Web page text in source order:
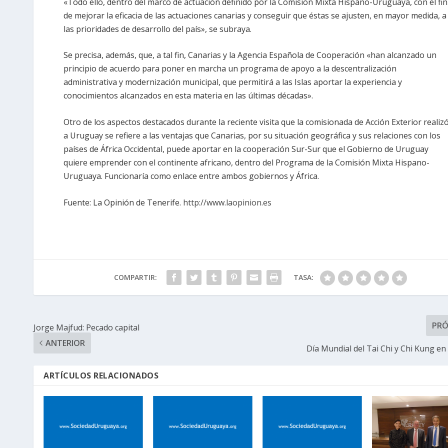
de mejorar la eficacia de las actuaciones canarias y conseguir que éstas se ajusten, en mayor medida, a
las prioridades de desarrollo del país», se subraya.
Se precisa, además, que, a tal fin, Canarias y la Agencia Española de Cooperación «han alcanzado un
principio de acuerdo para poner en marcha un programa de apoyo a la descentralización
administrativa y modernización municipal, que permitirá a las Islas aportar la experiencia y
conocimientos alcanzados en esta materia en las últimas décadas».
Otro de los aspectos destacados durante la reciente visita que la comisionada de Acción Exterior
a Uruguay se refiere a las ventajas que Canarias, por su situación geográfica y sus relaciones con los
países de África Occidental, puede aportar en la cooperación Sur-Sur que el Gobierno de Uruguay
quiere emprender con el continente africano, dentro del Programa de la Comisión Mixta Hispano-
Uruguaya. Funcionaría como enlace entre ambos gobiernos y África.
Fuente: La Opinión de Tenerife. http://www.laopinion.es
COMPARTIR: TASA:
Jorge Majfud: Pecado capital
ANTERIOR
Día Mundial del Tai Chi y Chi Kung
ARTÍCULOS RELACIONADOS